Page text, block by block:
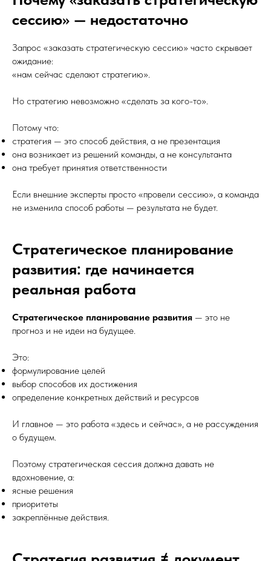
сессию» — недостаточно
Запрос «заказать стратегическую сессию» часто скрывает
ожидание:
«нам сейчас сделают стратегию».
Но стратегию невозможно «сделать за кого-то».
Потому что:
стратегия — это способ действия, а не презентация
она возникает из решений команды, а не консультанта
она требует принятия ответственности
Если внешние эксперты просто «провели сессию», а команда
не изменила способ работы — результата не будет.
Стратегическое планирование
развития: где начинается
реальная работа
Стратегическое планирование развития — это не
прогноз и не идеи на будущее.
Это:
формулирование целей
выбор способов их достижения
определение конкретных действий и ресурсов
И главное — это работа «здесь и сейчас», а не рассуждения
о будущем.
Поэтому стратегическая сессия должна давать не
вдохновение, а:
ясные решения
приоритеты
закреплённые действия.